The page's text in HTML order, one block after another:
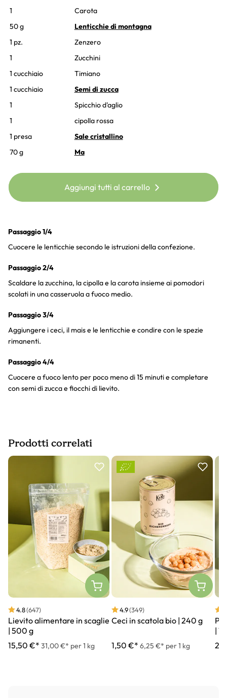
1
Carota
50 g
Lenticchie di montagna
1 pz.
Zenzero
1
Zucchini
1 cucchiaio
Timiano
1 cucchiaio
Semi di zucca
1
Spicchio d'aglio
1
cipolla rossa
1 presa
Sale cristallino
70 g
Ma
Aggiungi tutti al carrello
Passaggio 1/4
Cuocere le lenticchie secondo le istruzioni della confezione.
Passaggio 2/4
Scaldare la zucchina, la cipolla e la carota insieme ai pomodori
scolati in una casseruola a fuoco medio.
Passaggio 3/4
Aggiungere i ceci, il mais e le lenticchie e condire con le spezie
rimanenti.
Passaggio 4/4
Cuocere a fuoco lento per poco meno di 15 minuti e completare
con semi di zucca e fiocchi di lievito.
Prodotti correlati
Slider prodotto
4.8(647)
Lievito alimentare in scaglie
| 500 g
15,50 €* 31,00 €* per 1 kg
4.9(349)
Ceci in scatola bio | 240 g
1,50 €* 6,25 €* per 1 kg
| 1